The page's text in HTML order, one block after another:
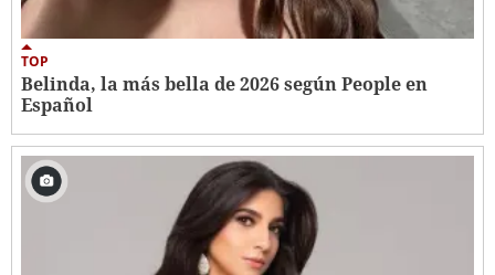
TOP
Belinda, la más bella de 2026 según People en
Español